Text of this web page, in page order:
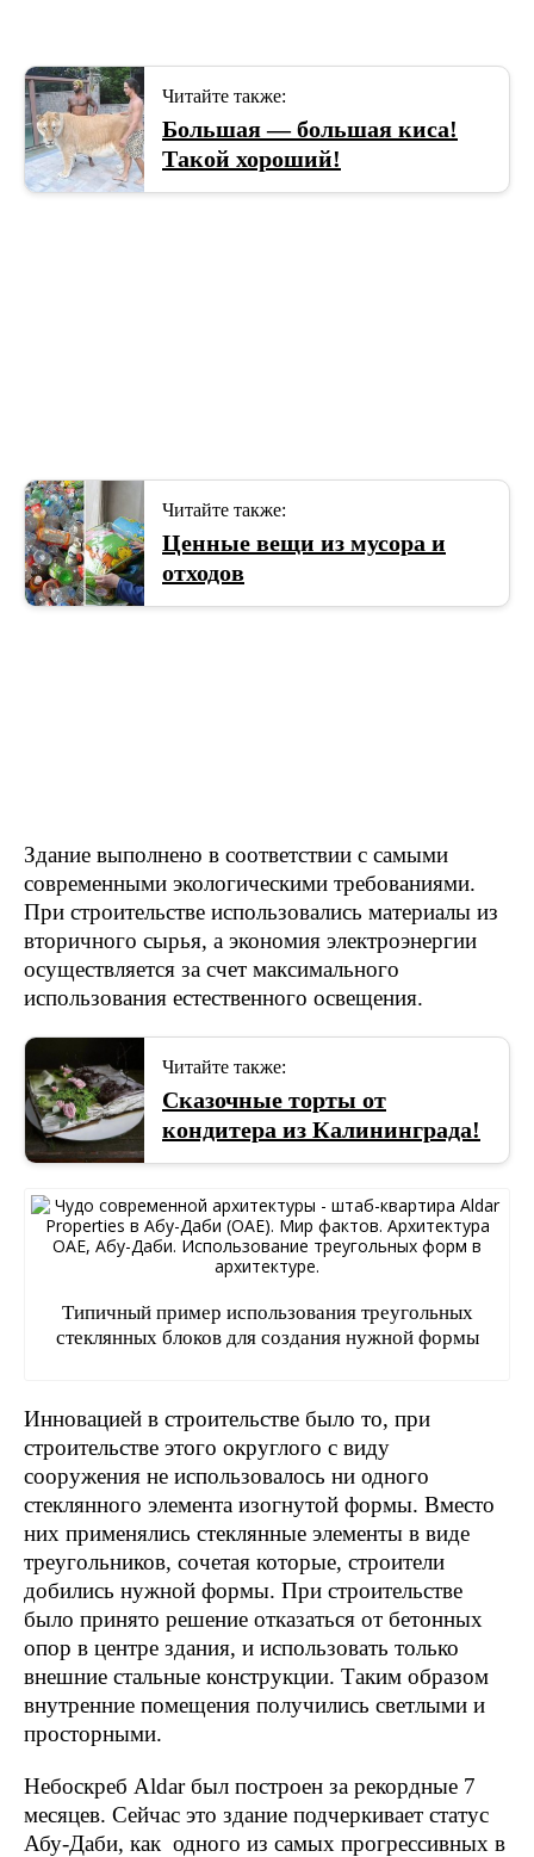
Читайте также:
Большая — большая киса!
Такой хороший!
Читайте также:
Ценные вещи из мусора и
отходов
Здание выполнено в соответствии с самыми
современными экологическими требованиями.
При строительстве использовались материалы из
вторичного сырья, а экономия электроэнергии
осуществляется за счет максимального
использования естественного освещения.
Читайте также:
Сказочные торты от
кондитера из Калининграда!
Типичный пример использования треугольных
стеклянных блоков для создания нужной формы
Инновацией в строительстве было то, при
строительстве этого округлого с виду
сооружения не использовалось ни одного
стеклянного элемента изогнутой формы. Вместо
них применялись стеклянные элементы в виде
треугольников, сочетая которые, строители
добились нужной формы. При строительстве
было принято решение отказаться от бетонных
опор в центре здания, и использовать только
внешние стальные конструкции. Таким образом
внутренние помещения получились светлыми и
просторными.
Небоскреб Aldar был построен за рекордные 7
месяцев. Сейчас это здание подчеркивает статус
Абу-Даби, как одного из самых прогрессивных в